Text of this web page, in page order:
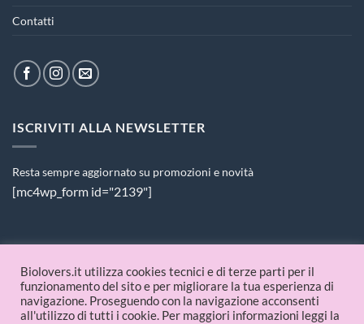
Contatti
ISCRIVITI ALLA NEWSLETTER
Resta sempre aggiornato su promozioni e novità
[mc4wp_form id="2139"]
PAGAMENTI ACCETTATI
Biolovers.it utilizza cookies tecnici e di terze parti per il
funzionamento del sito e per migliorare la tua esperienza di
navigazione. Proseguendo con la navigazione acconsenti
all'utilizzo di tutti i cookie. Per maggiori informazioni leggi la